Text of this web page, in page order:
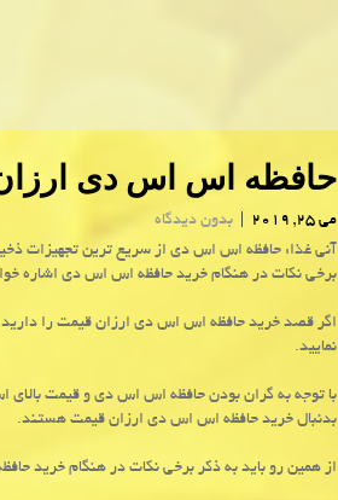
حافظه اس اس دی
می 25, 2019
بدون دیدگاه
آنی غذا: حافظه اس اس دی از سریع ترین تجهیزات
برخی نكات در هنگام خرید حافظه اس اس دی اشاره
اگر قصد خرید حافظه اس اس دی ارزان قیمت را دارید
نمایید.
با توجه به گران بودن حافظه اس اس دی و قیمت بالای
بدنبال خرید حافظه اس اس دی ارزان قیمت هستند.
از همین رو باید به ذکر برخی نکات در هنگام خرید